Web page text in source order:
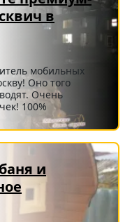
в
мобильных
Оно того
Очень
100%
и